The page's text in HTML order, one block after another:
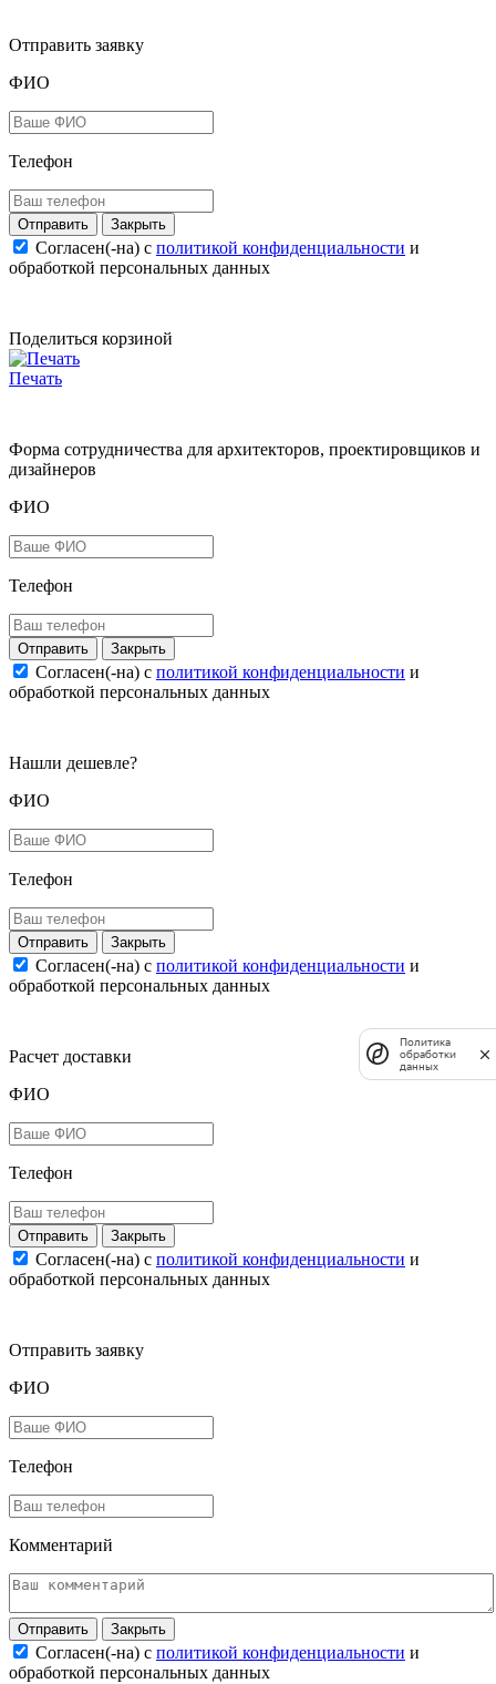
Отправить заявку
ФИО
Телефон
Закрыть
Согласен(-на) c политикой конфиденциальности и
обработкой персональных данных
Поделиться корзиной
Печать
Форма сотрудничества для архитекторов, проектировщиков и
дизайнеров
ФИО
Телефон
Закрыть
Согласен(-на) c политикой конфиденциальности и
обработкой персональных данных
Нашли дешевле?
ФИО
Телефон
Закрыть
Согласен(-на) c политикой конфиденциальности и
обработкой персональных данных
Расчет доставки
ФИО
Телефон
Закрыть
Согласен(-на) c политикой конфиденциальности и
обработкой персональных данных
Отправить заявку
ФИО
Телефон
Комментарий
Закрыть
Согласен(-на) c политикой конфиденциальности и
обработкой персональных данных
Политика
обработки
данных